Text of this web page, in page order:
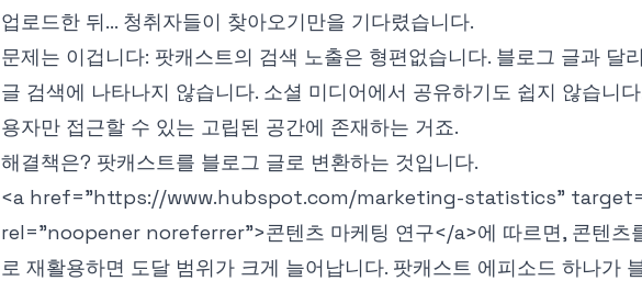
업로드한 뒤... 청취자들이 찾아오기만을 기다렸습니다.
문제는 이겁니다: 팟캐스트의 검색 노출은 형편없습니다. 블로그 글과 달
글 검색에 나타나지 않습니다. 소셜 미디어에서 공유하기도 쉽지 않습니
용자만 접근할 수 있는 고립된 공간에 존재하는 거죠.
해결책은? 팟캐스트를 블로그 글로 변환하는 것입니다.
<a href="https://www.hubspot.com/marketing-statistics"
rel="noopener noreferrer">콘텐츠 마케팅 연구</a>에 따르면, 콘텐츠
로 재활용하면 도달 범위가 크게 늘어납니다. 팟캐스트 에피소드 하나가